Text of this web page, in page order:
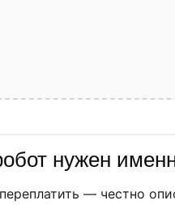
нужен
— честно